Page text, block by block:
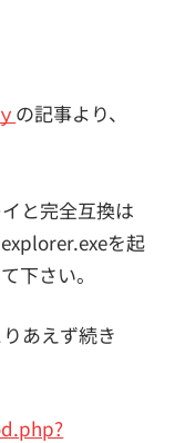
の記事より、
と完全互換は
を起
下さい。
あえず続き